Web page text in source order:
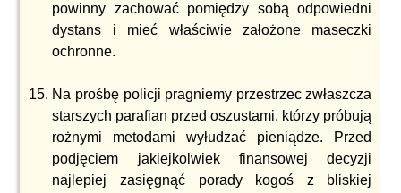
powinny zachować pomiędzy sobą odpowiedni
dystans i mieć właściwie założone maseczki
ochronne.
Na prośbę policji pragniemy przestrzec zwłaszcza
starszych parafian przed oszustami, którzy próbują
rożnymi metodami wyłudzać pieniądze. Przed
podjęciem jakiejkolwiek finansowej decyzji
najlepiej zasięgnąć porady kogoś z bliskiej